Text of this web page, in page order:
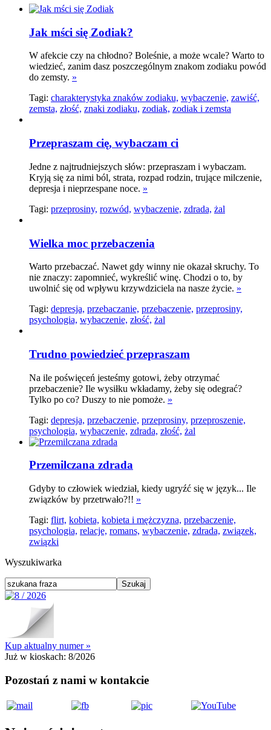
Jak mści się Zodiak?
W afekcie czy na chłodno? Boleśnie, a może wcale? Warto to
wiedzieć, zanim dasz poszczególnym znakom zodiaku powód
do zemsty. »
Tagi: charakterystyka znaków zodiaku, wybaczenie, zawiść,
zemsta, złość, znaki zodiaku, zodiak, zodiak i zemsta
Przepraszam cię, wybaczam ci
Jedne z najtrudniejszych słów: przepraszam i wybaczam.
Kryją się za nimi ból, strata, rozpad rodzin, trujące milczenie,
depresja i nieprzespane noce. »
Tagi: przeprosiny, rozwód, wybaczenie, zdrada, żal
Wielka moc przebaczenia
Warto przebaczać. Nawet gdy winny nie okazał skruchy. To
nie znaczy: zapomnieć, wykreślić winę. Chodzi o to, by
uwolnić się od wpływu krzywdziciela na nasze życie. »
Tagi: depresja, przebaczanie, przebaczenie, przeprosiny,
psychologia, wybaczenie, złość, żal
Trudno powiedzieć przepraszam
Na ile poświęceń jesteśmy gotowi, żeby otrzymać
przebaczenie? Ile wysiłku wkładamy, żeby się odegrać?
Tylko po co? Duszy to nie pomoże. »
Tagi: depresja, przebaczenie, przeprosiny, przeproszenie,
psychologia, wybaczenie, zdrada, złość, żal
Przemilczana zdrada
Gdyby to człowiek wiedział, kiedy ugryźć się w język... Ile
związków by przetrwało?!! »
Tagi: flirt, kobieta, kobieta i mężczyzna, przebaczenie,
psychologia, relacje, romans, wybaczenie, zdrada, związek,
związki
Wyszukiwarka
Kup aktualny numer »
Już w kioskach: 8/2026
Pozostań z nami w kontakcie